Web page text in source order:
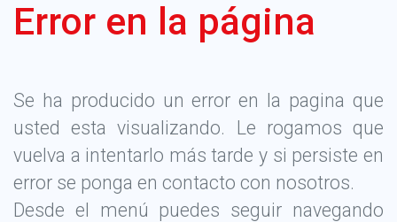
Error en la página
Se ha producido un error en la pagina que
usted esta visualizando. Le rogamos que
vuelva a intentarlo más tarde y si persiste en
error se ponga en contacto con nosotros.
Desde el menú puedes seguir navegando